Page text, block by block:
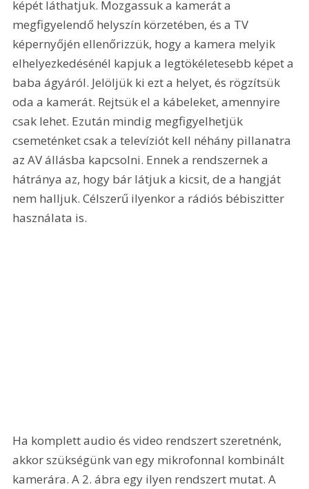
képét láthatjuk. Mozgassuk a kamerát a
megfigyelendő helyszín körzetében, és a TV
képernyőjén ellenőrizzük, hogy a kamera melyik
elhelyezkedésénél kapjuk a legtökéletesebb képet a
baba ágyáról. Jelöljük ki ezt a helyet, és rögzítsük
oda a kamerát. Rejtsük el a kábeleket, amennyire
csak lehet. Ezután mindig megfigyelhetjük
csemeténket csak a televíziót kell néhány pillanatra
az AV állásba kapcsolni. Ennek a rendszernek a
hátránya az, hogy bár látjuk a kicsit, de a hangját
nem halljuk. Célszerű ilyenkor a rádiós bébiszitter
használata is.
Ha komplett audio és video rendszert szeretnénk,
akkor szükségünk van egy mikrofonnal kombinált
kamerára. A 2. ábra egy ilyen rendszert mutat. A